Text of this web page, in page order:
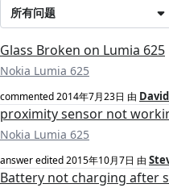
所有问题
Glass Broken on Lumia 625
Nokia Lumia 625
commented2014年7月23日 由
proximity sensor not
Nokia Lumia 625
answer edited2015年10月7日 由
Battery not charging after